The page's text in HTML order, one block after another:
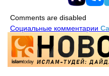
Comments are disabled
Социальные комментарии